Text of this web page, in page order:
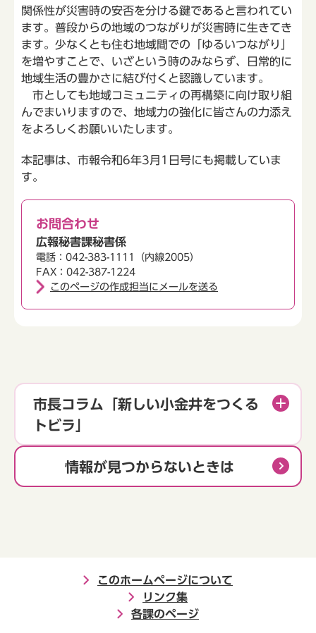
関係性が災害時の安否を分ける鍵であると言われてい
ます。普段からの地域のつながりが災害時に生きてき
ます。少なくとも住む地域間での「ゆるいつながり」
を増やすことで、いざという時のみならず、日常的に
地域生活の豊かさに結び付くと認識しています。
市としても地域コミュニティの再構築に向け取り組
んでまいりますので、地域力の強化に皆さんの力添え
をよろしくお願いいたします。
本記事は、市報令和6年3月1日号にも掲載していま
す。
お問合わせ
広報秘書課秘書係
電話：042-383-1111（内線2005）
FAX：042-387-1224
このページの作成担当にメールを送る
市長コラム「新しい小金井をつくる
トビラ」
情報が見つからないときは
このホームページについて
リンク集
各課のページ